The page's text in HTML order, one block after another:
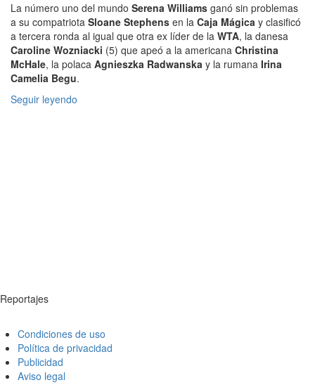
La número uno del mundo Serena Williams ganó sin problemas
a su compatriota Sloane Stephens en la Caja Mágica y clasificó
a tercera ronda al igual que otra ex líder de la WTA, la danesa
Caroline Wozniacki (5) que apeó a la americana Christina
McHale, la polaca Agnieszka Radwanska y la rumana Irina
Camelia Begu.
Seguir leyendo
Reportajes
Condiciones de uso
Política de privacidad
Publicidad
Aviso legal